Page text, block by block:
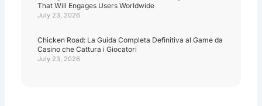
That Will Engages Users Worldwide
July 23, 2026
Chicken Road: La Guida Completa Definitiva al Game da
Casino che Cattura i Giocatori
July 23, 2026